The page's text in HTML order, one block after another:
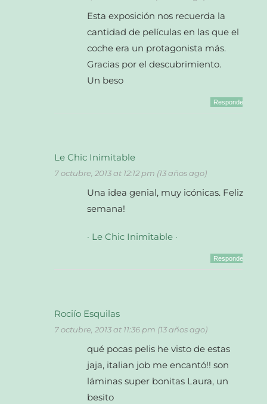
Esta exposición nos recuerda la
cantidad de películas en las que el
coche era un protagonista más.
Gracias por el descubrimiento.
Un beso
Responder
Le Chic Inimitable
7 octubre, 2013 at 12:12 pm (13 años ago)
Una idea genial, muy icónicas. Feliz
semana!
· Le Chic Inimitable ·
Responder
Rociío Esquilas
7 octubre, 2013 at 11:36 pm (13 años ago)
qué pocas pelis he visto de estas
jaja, italian job me encantó!! son
láminas super bonitas Laura, un
besito